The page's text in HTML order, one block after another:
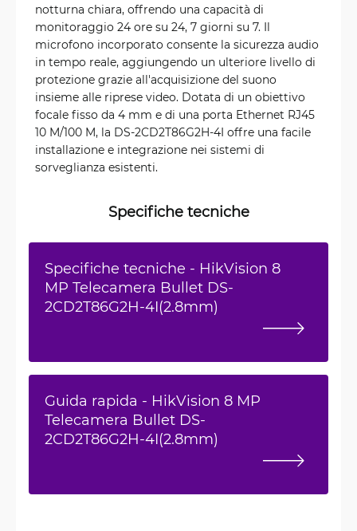
notturna chiara, offrendo una capacità di
monitoraggio 24 ore su 24, 7 giorni su 7. Il
microfono incorporato consente la sicurezza audio
in tempo reale, aggiungendo un ulteriore livello di
protezione grazie all'acquisizione del suono
insieme alle riprese video. Dotata di un obiettivo
focale fisso da 4 mm e di una porta Ethernet RJ45
10 M/100 M, la DS-2CD2T86G2H-4I offre una facile
installazione e integrazione nei sistemi di
sorveglianza esistenti.
Specifiche tecniche
Specifiche tecniche - HikVision 8
MP Telecamera Bullet DS-
2CD2T86G2H-4I(2.8mm)
Guida rapida - HikVision 8 MP
Telecamera Bullet DS-
2CD2T86G2H-4I(2.8mm)